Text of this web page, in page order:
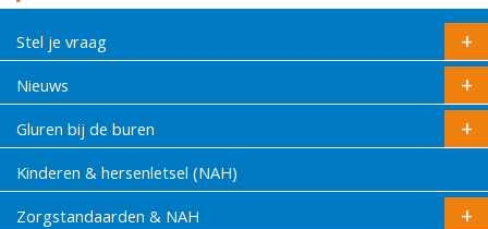
Stel je vraag
Nieuws
Gluren bij de buren
Kinderen & hersenletsel (NAH)
Zorgstandaarden & NAH